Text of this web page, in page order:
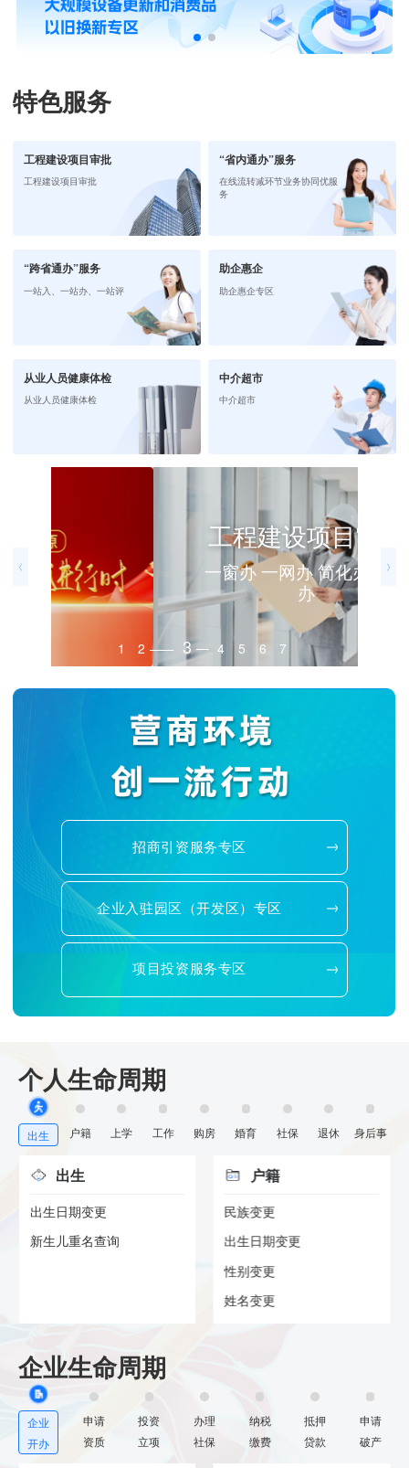
特色服务
工程建设项目审批
工程建设项目审批
“省内通办”服务
在线流转减环节业务协同优服
务
“跨省通办”服务
一站入、一站办、一站评
助企惠企
助企惠企专区
从业人员健康体检
从业人员健康体检
中介超市
中介超市
工程建设项目审批
一窗办 一网办 简化办 马上
办
1 2 3 4 5 6 7
招商引资服务专区
企业入驻园区（开发区）专区
项目投资服务专区
个人生命周期
出生 户籍 上学 工作 购房 婚育 社保 退休 身后事
出生
出生日期变更
新生儿重名查询
户籍
民族变更
出生日期变更
性别变更
姓名变更
企业生命周期
企业
开办
申请
资质
投资
立项
办理
社保
纳税
缴费
抵押
贷款
申请
破产